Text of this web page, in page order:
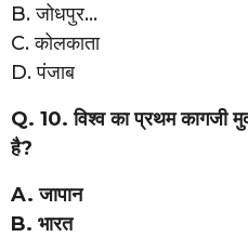
B. जोधपुर…
C. कोलकाता
D. पंजाब
Q. 10. विश्व का प्रथम कागजी
है?
A. जापान
B. भारत